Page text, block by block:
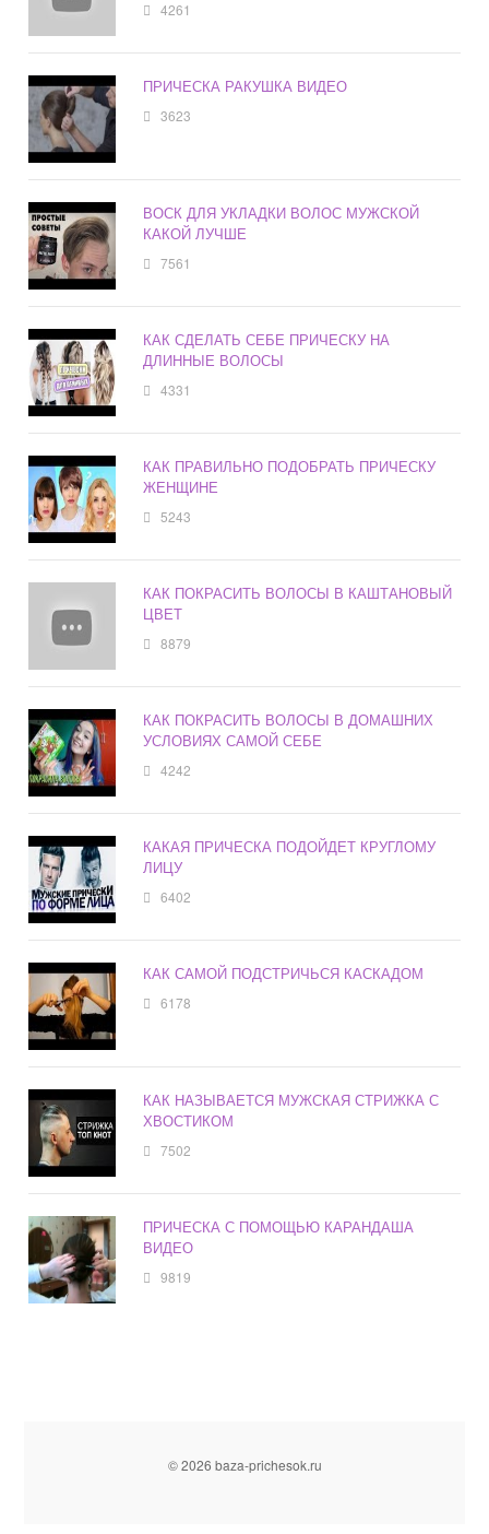
4261
ПРИЧЕСКА РАКУШКА ВИДЕО
3623
ВОСК ДЛЯ УКЛАДКИ ВОЛОС МУЖСКОЙ
КАКОЙ ЛУЧШЕ
7561
КАК СДЕЛАТЬ СЕБЕ ПРИЧЕСКУ НА
ДЛИННЫЕ ВОЛОСЫ
4331
КАК ПРАВИЛЬНО ПОДОБРАТЬ ПРИЧЕСКУ
ЖЕНЩИНЕ
5243
КАК ПОКРАСИТЬ ВОЛОСЫ В КАШТАНОВЫЙ
ЦВЕТ
8879
КАК ПОКРАСИТЬ ВОЛОСЫ В ДОМАШНИХ
УСЛОВИЯХ САМОЙ СЕБЕ
4242
КАКАЯ ПРИЧЕСКА ПОДОЙДЕТ КРУГЛОМУ
ЛИЦУ
6402
КАК САМОЙ ПОДСТРИЧЬСЯ КАСКАДОМ
6178
КАК НАЗЫВАЕТСЯ МУЖСКАЯ СТРИЖКА С
ХВОСТИКОМ
7502
ПРИЧЕСКА С ПОМОЩЬЮ КАРАНДАША
ВИДЕО
9819
© 2026 baza-prichesok.ru